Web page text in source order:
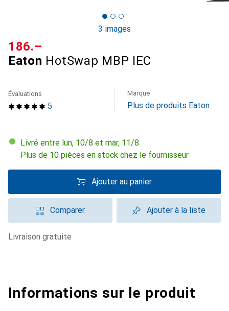
3 images
Eaton HotSwap MBP IEC
CHF
186.–
5
Évaluations Marque
Plus de produits Eaton
Livré entre lun, 10/8 et mar, 11/8
Plus de 10 pièces en stock chez le fournisseur
Ajouter au panier
Comparer Ajouter à la liste
livraison gratuite
Informations sur le produit